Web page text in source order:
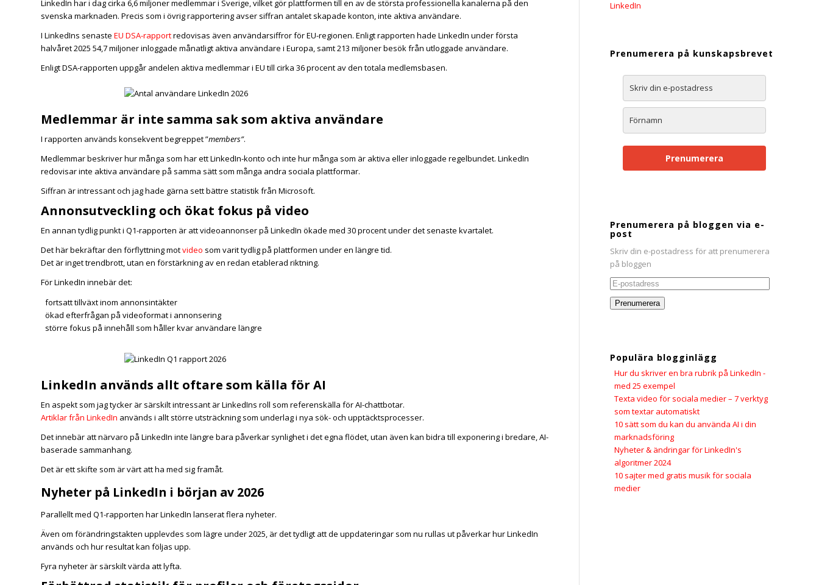
LinkedIn har i dag cirka 6,6 miljoner medlemmar i Sverige, vilket gör plattformen till en av de största professionella kanalerna på den
svenska marknaden. Precis som i övrig rapportering avser siffran antalet skapade konton, inte aktiva användare.
I LinkedIns senaste EU DSA-rapportredovisas även användarsiffror för EU-regionen. Enligt rapporten hade LinkedIn under första
halvåret 2025 54,7 miljoner inloggade månatligt aktiva användare i Europa, samt 213 miljoner besök från utloggade användare.
Enligt DSA-rapporten uppgår andelen aktiva medlemmar i EU till cirka 36 procent av den totala medlemsbasen.
Medlemmar är inte samma sak som aktiva användare
I rapporten används konsekvent begreppet ”members”.
Medlemmar beskriver hur många som har ett LinkedIn-konto och inte hur många som är aktiva eller inloggade regelbundet. LinkedIn
redovisar inte aktiva användare på samma sätt som många andra sociala plattformar.
Siffran är intressant och jag hade gärna sett bättre statistik från Microsoft.
Annonsutveckling och ökat fokus på video
En annan tydlig punkt i Q1-rapporten är att videoannonser på LinkedIn ökade med 30 procent under det senaste kvartalet.
Det här bekräftar den förflyttning motvideo som varit tydlig på plattformen under en längre tid.
Det är inget trendbrott, utan en förstärkning av en redan etablerad riktning.
För LinkedIn innebär det:
fortsatt tillväxt inom annonsintäkter
ökad efterfrågan på videoformat i annonsering
större fokus på innehåll som håller kvar användare längre
LinkedIn används allt oftare som källa för AI
En aspekt som jag tycker är särskilt intressant är LinkedIns roll som referenskälla för AI-chattbotar.
Artiklar från LinkedIn används i allt större utsträckning som underlag i nya sök- och upptäcktsprocesser.
Det innebär att närvaro på LinkedIn inte längre bara påverkar synlighet i det egna flödet, utan även kan bidra till exponering i bredare, AI-
baserade sammanhang.
Det är ett skifte som är värt att ha med sig framåt.
Nyheter på LinkedIn i början av 2026
Parallellt med Q1-rapporten har LinkedIn lanserat flera nyheter.
Även om förändringstakten upplevdes som lägre under 2025, är det tydligt att de uppdateringar som nu rullas ut påverkar hur LinkedIn
används och hur resultat kan följas upp.
Fyra nyheter är särskilt värda att lyfta.
Prenumerera på kunskapsbrevet
Prenumerera
Prenumerera på bloggen via e-
post
Skriv din e-postadress för att prenumerera
på bloggen
E-
postadress
Prenumerera
Populära blogginlägg
Hur du skriver en bra rubrik på LinkedIn -
med 25 exempel
Texta video för sociala medier – 7 verktyg
som textar automatiskt
10 sätt som du kan du använda AI i din
marknadsföring
Nyheter & ändringar för LinkedIn's
algoritmer 2024
10 sajter med gratis musik för sociala
medier